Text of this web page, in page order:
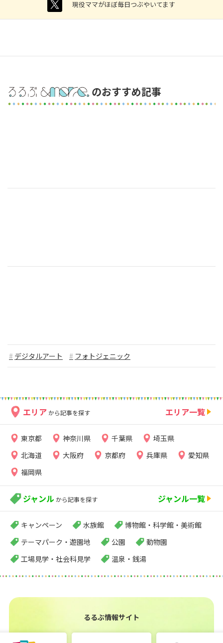
twitter 現役ママがほぼ毎日つぶやいてます
のおすすめ記事
デジタルアート フォトジェニック
エリア から記事を探す エリア一覧
東京都 神奈川県 千葉県
埼玉県
北海道
大阪府 京都府 兵庫県
愛知県
福岡県
ジャンル から記事を探す ジャンル一覧
キャンペーン 水族館
博物館・科学館・美術館
テーマパーク・遊園地
公園
動物園
工場見学・社会科見学
温泉・銭湯
るるぶ情報サイト